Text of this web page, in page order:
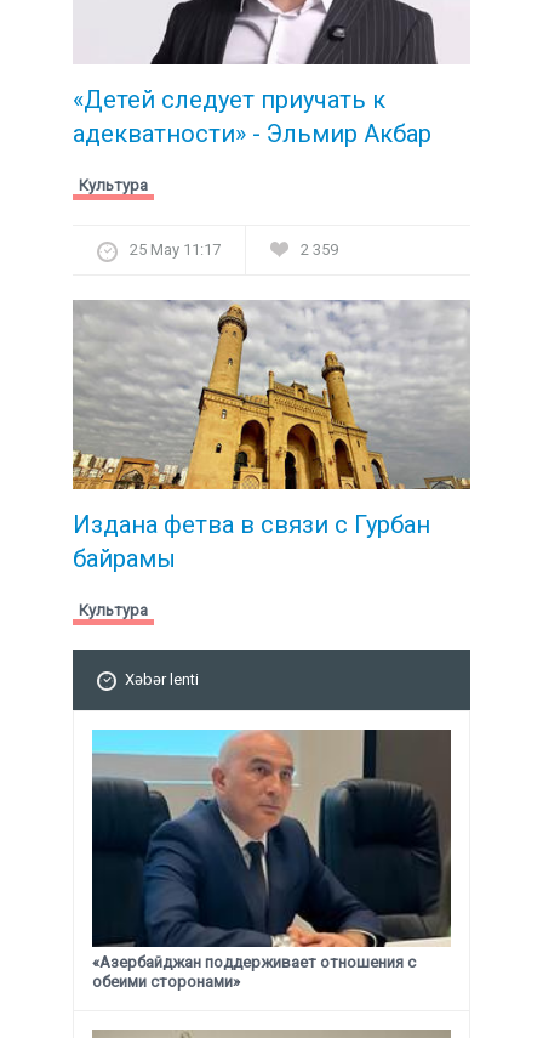
«Детей следует приучать к
адекватности» - Эльмир Акбар
Культура
25 May 11:17 2 359
Издана фетва в связи с Гурбан
байрамы
Культура
Xəbər lenti
«Азербайджан поддерживает отношения с
обеими сторонами»